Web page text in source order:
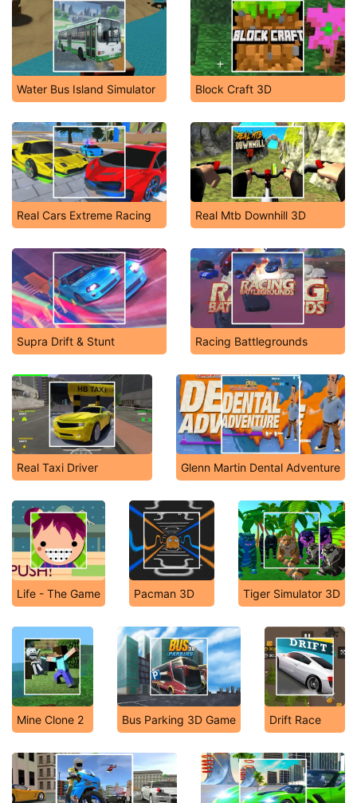
Water Bus Island Simulator Block Craft 3D
Real Cars Extreme Racing Real Mtb Downhill 3D
Supra Drift & Stunt Racing Battlegrounds
Real Taxi Driver Glenn Martin Dental Adventure
Life - The Game Pacman 3D Tiger Simulator 3D
Mine Clone 2 Bus Parking 3D Game Drift Race